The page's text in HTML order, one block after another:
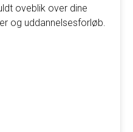
oveblik over dine
og uddannelsesforløb.